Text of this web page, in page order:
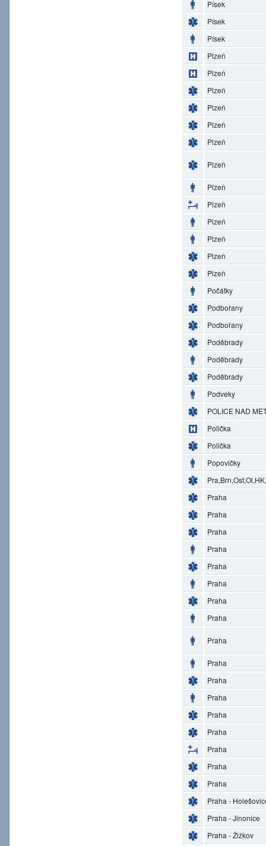
Písek
Písek
Písek
Plzeň
Plzeň
Plzeň
Plzeň
Plzeň
Plzeň
Plzeň
Plzeň
Plzeň
Plzeň
Plzeň
Plzeň
Plzeň
Počátky
Podbořany
Podbořany
Poděbrady
Poděbrady
Poděbrady
Podveky
POLICE NAD
Polička
Polička
Popovičky
Praha
Praha
Praha
Praha
Praha
Praha
Praha
Praha
Praha
Praha
Praha
Praha
Praha
Praha
Praha
Praha
Praha
Praha -
Praha - Jinonice
Praha - Žižkov